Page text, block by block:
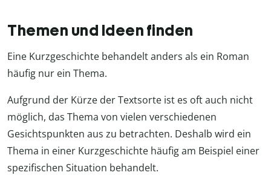
Themen und Ideen finden
Eine Kurzgeschichte behandelt anders als ein Roman
häufig nur ein Thema.
Aufgrund der Kürze der Textsorte ist es oft auch nicht
möglich, das Thema von vielen verschiedenen
Gesichtspunkten aus zu betrachten. Deshalb wird ein
Thema in einer Kurzgeschichte häufig am Beispiel einer
spezifischen Situation behandelt.